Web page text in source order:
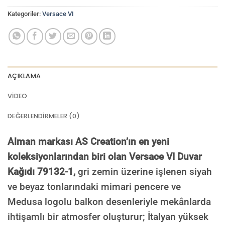
Kategoriler: Versace VI
AÇIKLAMA
VIDEO
DEĞERLENDIRMELER (0)
Alman markası AS Creation’ın en yeni
koleksiyonlarından biri olan Versace VI Duvar
Kağıdı 79132-1, gri zemin üzerine işlenen siyah
ve beyaz tonlarındaki mimari pencere ve
Medusa logolu balkon desenleriyle mekânlarda
ihtişamlı bir atmosfer oluşturur; İtalyan yüksek